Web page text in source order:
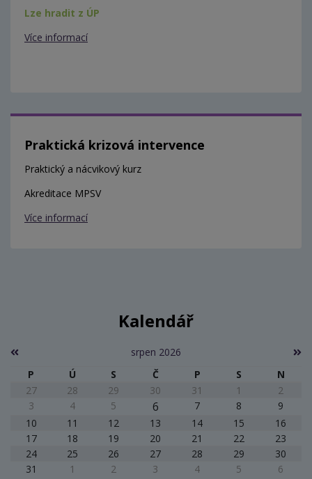
Lze hradit z ÚP
Více informací
Praktická krizová intervence
Praktický a nácvikový kurz
Akreditace MPSV
Více informací
Kalendář
srpen 2026
P
Ú S Č P S
N
27
28 29 30 31 1
2
3
4 5 6 7 8
9
10
11 12 13 14 15
16
17
18 19 20 21 22
23
24
25 26 27 28 29
30
31
1 2 3 4 5 6